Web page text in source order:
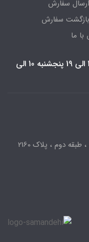
سفارش
بازگشت سفارش
ما
ساعات پاسخگویی تلفنی روزهای عادی 10 الی 19 پنجشنبه 10 الی
تهران، میدان تجریش ، بازار قائم ، طبقه دوم ، پلاک 2160